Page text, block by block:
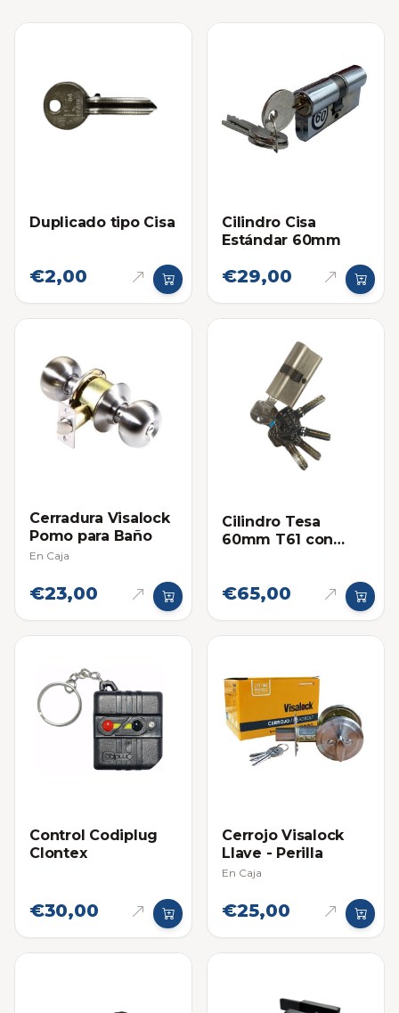
Duplicado tipo Cisa
€2,00
Cilindro Cisa
Estándar 60mm
€29,00
Cerradura Visalock
Pomo para Baño
En Caja
€23,00
Cilindro Tesa
60mm T61 con
€65,00
Control Codiplug
Clontex
€30,00
Cerrojo Visalock
Llave - Perilla
En Caja
€25,00